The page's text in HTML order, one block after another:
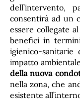
consentirà ad un
essere collegate
benefici in
igienico-sanitarie
impatto
della nuova
nella zona, che
esistente